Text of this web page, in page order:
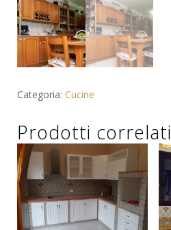
Categoria: Cucine
Prodotti correlati